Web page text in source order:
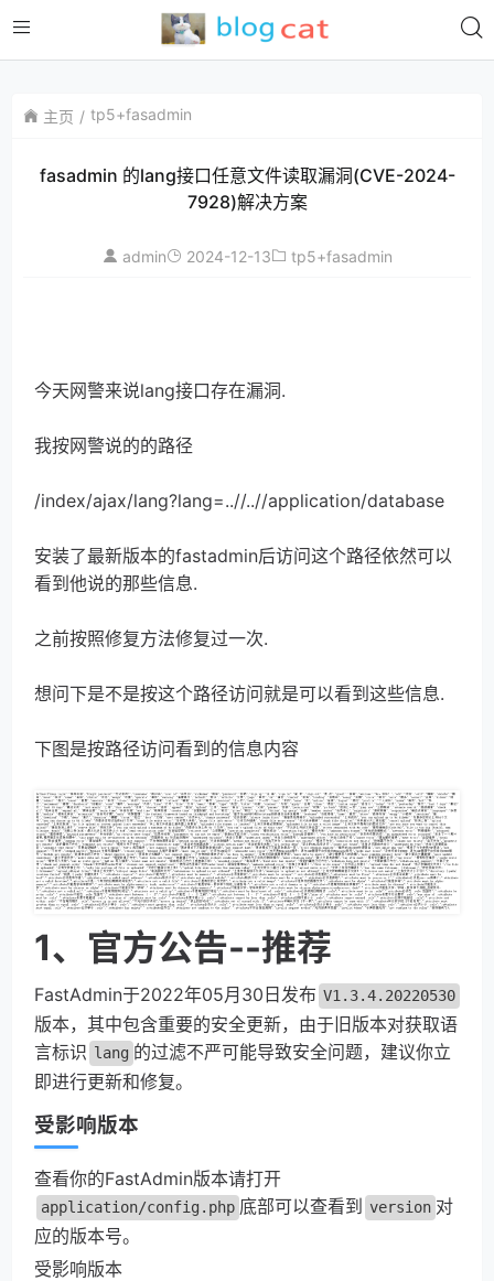
主页 tp5+fasadmin
fasadmin 的lang接口任意文件读取漏洞(CVE-2024-
7928)解决方案
admin 2024-12-13 tp5+fasadmin
今天网警来说lang接口存在漏洞.
我按网警说的的路径
/index/ajax/lang?lang=..//..//application/database
安装了最新版本的fastadmin后访问这个路径依然可以
看到他说的那些信息.
之前按照修复方法修复过一次.
想问下是不是按这个路径访问就是可以看到这些信息.
下图是按路径访问看到的信息内容
1、官方公告--推荐
FastAdmin于2022年05月30日发布 V1.3.4.20220530
版本，其中包含重要的安全更新，由于旧版本对获取语
言标识 lang 的过滤不严可能导致安全问题，建议你立
即进行更新和修复。
受影响版本
查看你的FastAdmin版本请打开
application/config.php 底部可以查看到 version 对
应的版本号。
受影响版本